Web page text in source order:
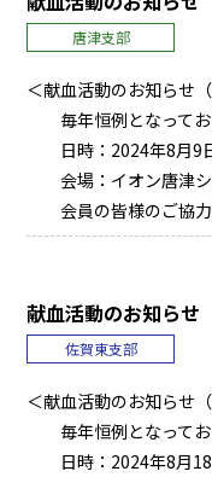
唐津支部
＜献血活動のお知らせ
毎年恒例となってお
日時：2024年8月9
会場：イオン唐津シ
会員の皆様のご協力
献血活動のお知らせ
佐賀東支部
＜献血活動のお知らせ
毎年恒例となってお
日時：2024年8月